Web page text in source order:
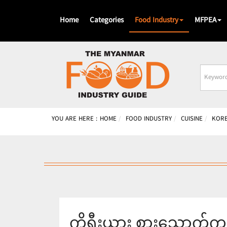
Home Categories Food Industry MFPEA
Name
YOU ARE HERE : HOME FOOD INDUSTRY CUISINE